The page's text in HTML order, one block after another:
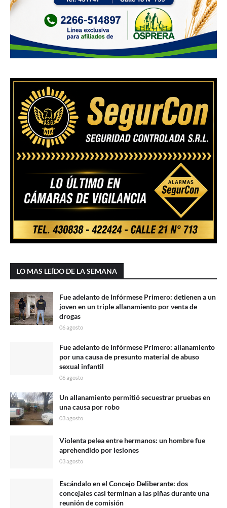
LO MAS LEÍDO DE LA SEMANA
Fue adelanto de Infórmese Primero: detienen a un
joven en un triple allanamiento por venta de
drogas
06 agosto
Fue adelanto de Infórmese Primero: allanamiento
por una causa de presunto material de abuso
sexual infantil
06 agosto
Un allanamiento permitió secuestrar pruebas en
una causa por robo
03 agosto
Violenta pelea entre hermanos: un hombre fue
aprehendido por lesiones
03 agosto
Escándalo en el Concejo Deliberante: dos
concejales casi terminan a las piñas durante una
reunión de comisión